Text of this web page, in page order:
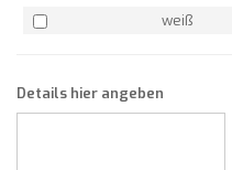
weiß
Details hier angeben